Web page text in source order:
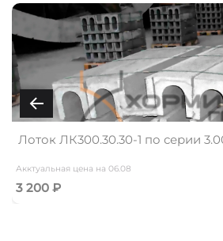
Лоток ЛК300.30.30-1 по серии
Акктуальная цена на 06.08
3 200 ₽